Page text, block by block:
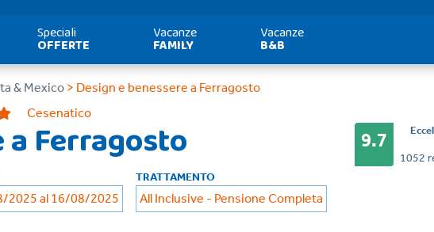
Speciali
OFFERTE
Vacanze
FAMILY
Vacanze
B&B
& Mexico > Design e benessere a Ferragosto
Cesenatico
a Ferragosto 9.7
1052
2025 al 16/08/2025
TRATTAMENTO
All Inclusive - Pensione Completa